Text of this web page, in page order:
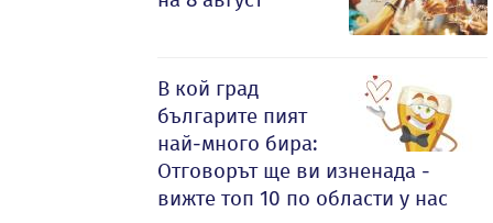
В кой град
българите пият
най-много бира:
Отговорът ще ви изненада -
вижте топ 10 по области у нас